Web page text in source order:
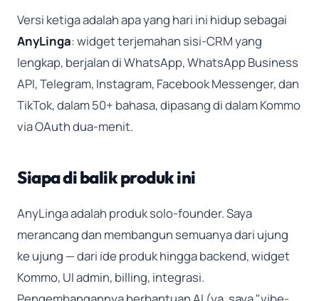
Versi ketiga adalah apa yang hari ini hidup sebagai
AnyLinga: widget terjemahan sisi-CRM yang
lengkap, berjalan di WhatsApp, WhatsApp Business
API, Telegram, Instagram, Facebook Messenger, dan
TikTok, dalam 50+ bahasa, dipasang di dalam Kommo
via OAuth dua-menit.
Siapa di balik produk ini
AnyLinga adalah produk solo-founder. Saya
merancang dan membangun semuanya dari ujung
ke ujung — dari ide produk hingga backend, widget
Kommo, UI admin, billing, integrasi.